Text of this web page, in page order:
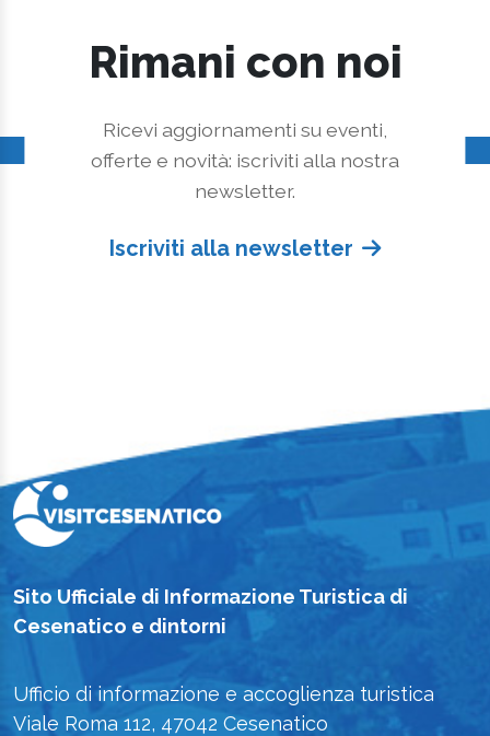
Rimani con noi
Ricevi aggiornamenti su eventi,
offerte e novità: iscriviti alla nostra
newsletter.
Iscriviti alla newsletter
Sito Ufficiale di Informazione Turistica di
Cesenatico e dintorni
Ufficio di informazione e accoglienza turistica
Viale Roma 112, 47042 Cesenatico